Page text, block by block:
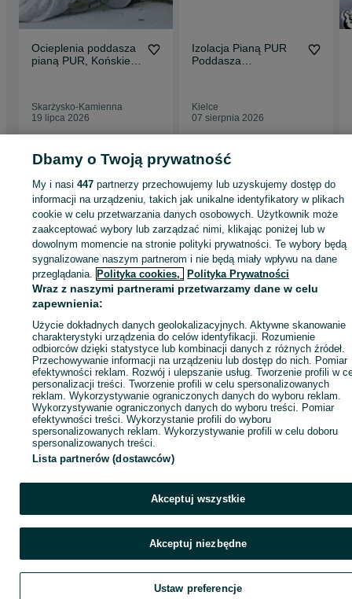
Ocieplenia poddasza
pianą PUR, Końskie,
Skarżysko-Kamienna
19 lipca 2026
Izolacja Pianą PUR
Poddasza
Kielce
07 sierpnia 2026
Strona główna Usługi budowlane i remontowe
Budowa domu - Świętokrzyskie
Budowa domu - Miedziana Góra
KATEGORIA
721087635 Wyświetlenia:
Zadzwoń / SMS
Dbamy o Twoją prywatność
My i nasi447 partnerzy przechowujemy lub uzyskujemy dostęp do
informacji na urządzeniu, takich jak unikalne identyfikatory w plikach
cookie w celu przetwarzania danych osobowych. Użytkownik może
zaakceptować wybory lub zarządzać nimi, klikając poniżej lub w
dowolnym momencie na stronie polityki prywatności. Te wybory będą
sygnalizowane naszym partnerom i nie będą miały wpływu na dane
przeglądania. Polityka cookies, Polityka Prywatności
Wraz z naszymi partnerami przetwarzamy dane w celu
zapewnienia:
Użycie dokładnych danych geolokalizacyjnych. Aktywne skanowanie
charakterystyki urządzenia do celów identyfikacji. Rozumienie
odbiorców dzięki statystyce lub kombinacji danych z różnych źródeł.
Przechowywanie informacji na urządzeniu lub dostęp do nich. Pomiar
efektywności reklam. Rozwój i ulepszanie usług. Tworzenie profili w
personalizacji treści. Tworzenie profili w celu spersonalizowanych
reklam. Wykorzystywanie ograniczonych danych do wyboru reklam.
Wykorzystywanie ograniczonych danych do wyboru treści. Pomiar
efektywności treści. Wykorzystanie profili do wyboru
spersonalizowanych reklam. Wykorzystywanie profili w celu doboru
spersonalizowanych treści.
Lista partnerów (dostawców)
Akceptuj wszystkie
Akceptuj niezbędne
Ustaw preferencje